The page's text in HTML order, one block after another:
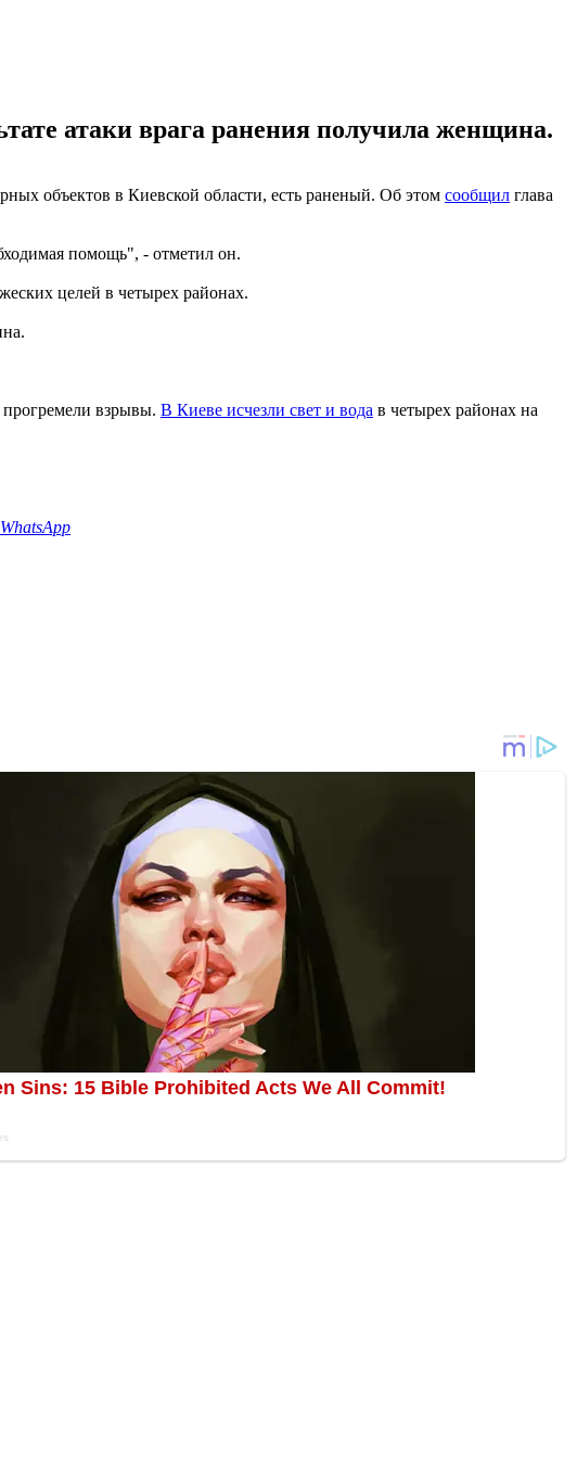
атаки врага ранения получила женщина.
объектов в Киевской области, есть раненый. Об этом сообщил глава
помощь", - отметил он.
целей в четырех районах.
взрывы. В Киеве исчезли свет и вода в четырех районах на
WhatsApp